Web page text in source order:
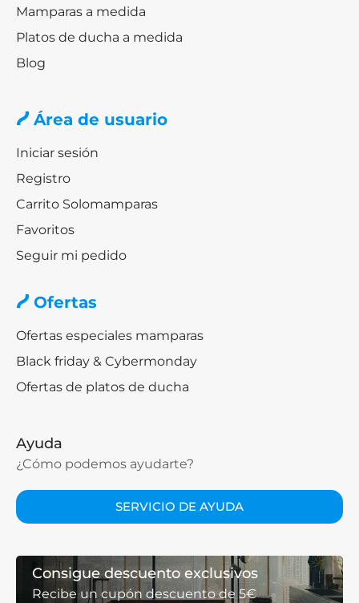
Mamparas a medida
Platos de ducha a medida
Blog
Área de usuario
Iniciar sesión
Registro
Carrito Solomamparas
Favoritos
Seguir mi pedido
Ofertas
Ofertas especiales mamparas
Black friday & Cybermonday
Ofertas de platos de ducha
Ayuda
¿Cómo podemos ayudarte?
SERVICIO DE AYUDA
Consigue descuento exclusivos
Recibe un cupón descuento de 5€